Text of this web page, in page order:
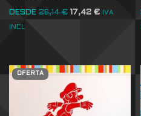
DESDE 26,14€ 17,42 € IVA
INCL
OFERTA